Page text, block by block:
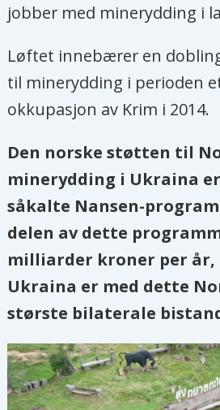
jobber med minerydding i
Løftet innebærer en
til minerydding i perioden
okkupasjon av Krim i 2014.
Den norske støtten til
minerydding i Ukraina
såkalte Nansen-
delen av dette
milliarder kroner per år,
Ukraina er med dette
største bilaterale